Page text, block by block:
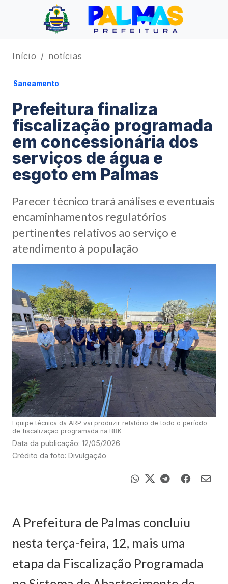
Início notícias
Saneamento
Prefeitura finaliza
fiscalização programada
em concessionária dos
serviços de água e
esgoto em Palmas
Parecer técnico trará análises e eventuais
encaminhamentos regulatórios
pertinentes relativos ao serviço e
atendimento à população
Equipe técnica da ARP vai produzir relatório de todo o período
de fiscalização programada na BRK
Data da publicação: 12/05/2026
Crédito da foto: Divulgação
A Prefeitura de Palmas concluiu
nesta terça-feira, 12, mais uma
etapa da Fiscalização Programada